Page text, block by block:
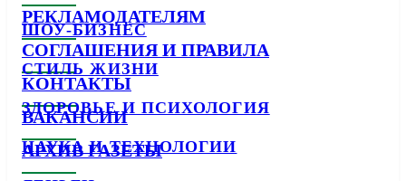
ШОУ-БИЗНЕС
СТИЛЬ ЖИЗНИ
ЗДОРОВЬЕ И ПСИХОЛОГИЯ
НАУКА И ТЕХНОЛОГИИ
РЕКЛАМОДАТЕЛЯМ
СОГЛАШЕНИЯ И ПРАВИЛА
КОНТАКТЫ
ВАКАНСИИ
АРХИВ ГАЗЕТЫ